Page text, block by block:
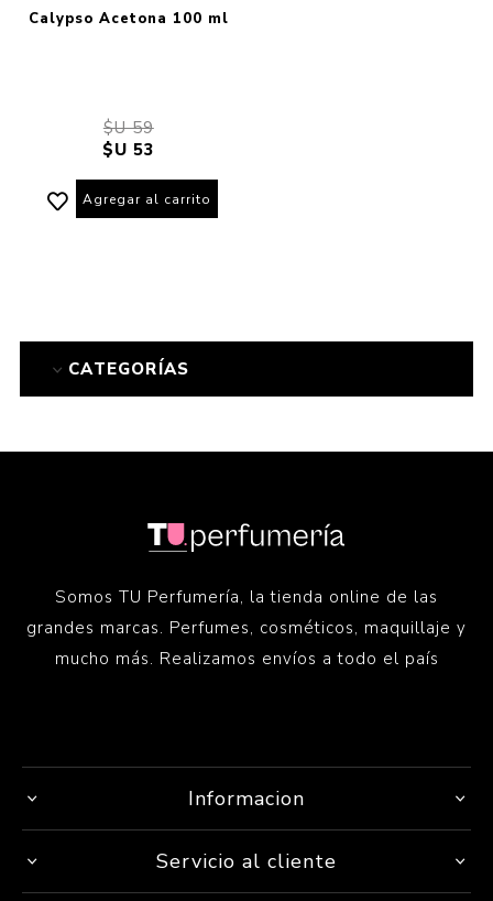
Calypso Acetona 100 ml
$U 59
$U 53
Agregar al carrito
CATEGORÍAS
Somos TU Perfumería, la tienda online de las
grandes marcas. Perfumes, cosméticos, maquillaje y
mucho más. Realizamos envíos a todo el país
Informacion
Servicio al cliente